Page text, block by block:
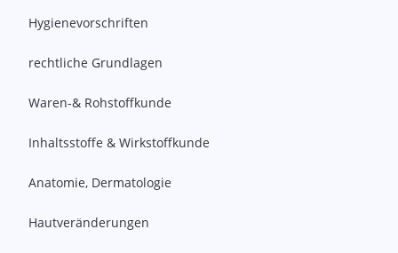
Hygienevorschriften
rechtliche Grundlagen
Waren-& Rohstoffkunde
Inhaltsstoffe & Wirkstoffkunde
Anatomie, Dermatologie
Hautveränderungen